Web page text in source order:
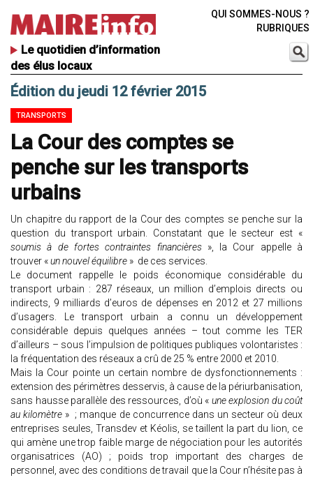
Le quotidien d’information
des élus locaux
QUI SOMMES-NOUS ?
RUBRIQUES
Édition du jeudi 12 février 2015
TRANSPORTS
La Cour des comptes se
penche sur les transports
urbains
Un chapitre du rapport de la Cour des comptes se penche sur la
question du transport urbain. Constatant que le secteur est «
soumis à de fortes contraintes financières», la Cour appelle à
trouver «un nouvel équilibre » de ces services.
Le document rappelle le poids économique considérable du
transport urbain : 287 réseaux, un million d’emplois directs ou
indirects, 9 milliards d’euros de dépenses en 2012 et 27 millions
d’usagers. Le transport urbain a connu un développement
considérable depuis quelques années – tout comme les TER
d’ailleurs – sous l’impulsion de politiques publiques volontaristes :
la fréquentation des réseaux a crû de 25 % entre 2000 et 2010.
Mais la Cour pointe un certain nombre de dysfonctionnements :
extension des périmètres desservis, à cause de la périurbanisation,
sans hausse parallèle des ressources, d’où « une explosion du coût
au kilomètre » ; manque de concurrence dans un secteur où deux
entreprises seules, Transdev et Kéolis, se taillent la part du lion, ce
qui amène une trop faible marge de négociation pour les autorités
organisatrices (AO) ; poids trop important des charges de
personnel, avec des conditions de travail que la Cour n’hésite pas à